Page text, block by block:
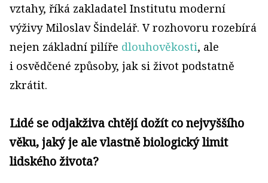
vztahy, říká zakladatel Institutu moderní
výživy Miloslav Šindelář. V rozhovoru rozebírá
nejen základní pilíře dlouhověkosti, ale
i osvědčené způsoby, jak si život podstatně
zkrátit.
Lidé se odjakživa chtějí dožít co nejvyššího
věku, jaký je ale vlastně biologický limit
lidského života?